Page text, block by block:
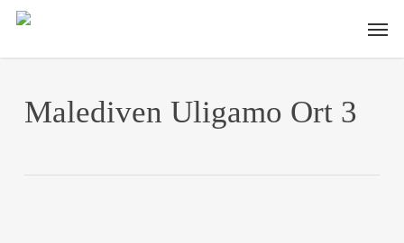
Skip
main
Malediven Uligamo Ort 3